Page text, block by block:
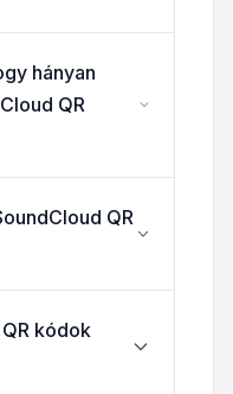
hányan
QR
QR
kódok